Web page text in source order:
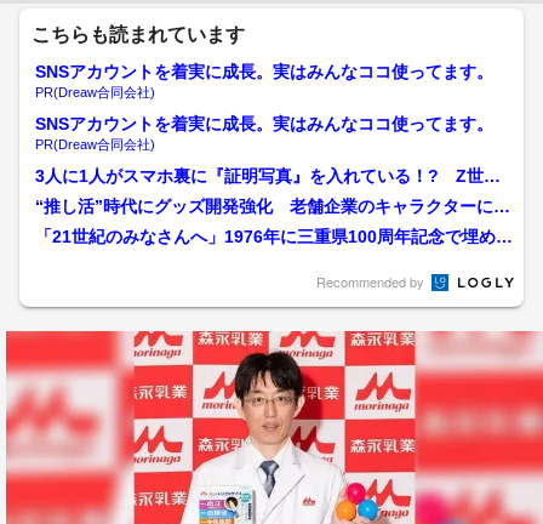
こちらも読まれています
SNSアカウントを着実に成長。実はみんなココ使ってます。
PR(Dreaw合同会社)
SNSアカウントを着実に成長。実はみんなココ使ってます。
PR(Dreaw合同会社)
3人に1人がスマホ裏に『証明写真』を入れている！? Z世代
に流行の&quot;エ...
“推し活”時代にグッズ開発強化 老舗企業のキャラクターに脚
光再び 利益は二の次で...
「21世紀のみなさんへ」1976年に三重県100周年記念で埋めら
Recommended by